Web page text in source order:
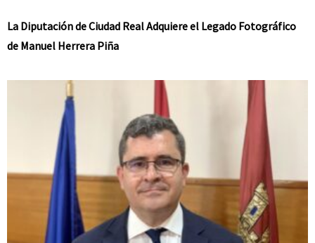
La Diputación de Ciudad Real Adquiere el Legado Fotográfico
de Manuel Herrera Piña